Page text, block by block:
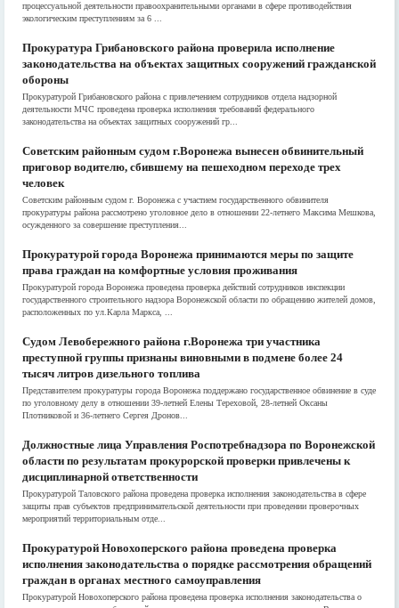
процессуальной деятельности правоохранительными органами в сфере противодействия
экологическим преступлениям за 6 ...
Прокуратура Грибановского района проверила исполнение
законодательства на объектах защитных сооружений гражданской
обороны
Прокуратурой Грибановского района с привлечением сотрудников отдела надзорной
деятельности МЧС проведена проверка исполнения требований федерального
законодательства на объектах защитных сооружений гр...
Советским районным судом г.Воронежа вынесен обвинительный
приговор водителю, сбившему на пешеходном переходе трех
человек
Советским районным судом г. Воронежа с участием государственного обвинителя
прокуратуры района рассмотрено уголовное дело в отношении 22-летнего Максима Мешкова,
осужденного за совершение преступления...
Прокуратурой города Воронежа принимаются меры по защите
права граждан на комфортные условия проживания
Прокуратурой города Воронежа проведена проверка действий сотрудников инспекции
государственного строительного надзора Воронежской области по обращению жителей домов,
расположенных по ул.Карла Маркса, ...
Судом Левобережного района г.Воронежа три участника
преступной группы признаны виновными в подмене более 24
тысяч литров дизельного топлива
Представителем прокуратуры города Воронежа поддержано государственное обвинение в суде
по уголовному делу в отношении 39-летней Елены Тереховой, 28-летней Оксаны
Плотниковой и 36-летнего Сергея Дронов...
Должностные лица Управления Роспотребнадзора по Воронежской
области по результатам прокурорской проверки привлечены к
дисциплинарной ответственности
Прокуратурой Таловского района проведена проверка исполнения законодательства в сфере
защиты прав субъектов предпринимательской деятельности при проведении проверочных
мероприятий территориальным отде...
Прокуратурой Новохоперского района проведена проверка
исполнения законодательства о порядке рассмотрения обращений
граждан в органах местного самоуправления
Прокуратурой Новохоперского района проведена проверка исполнения законодательства о